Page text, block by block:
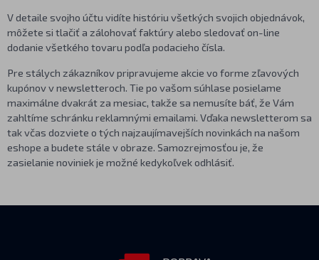
V detaile svojho účtu vidíte históriu všetkých svojich objednávok,
môžete si tlačiť a zálohovať faktúry alebo sledovať on-line
dodanie všetkého tovaru podľa podacieho čísla.
Pre stálych zákazníkov pripravujeme akcie vo forme zľavových
kupónov v newsletteroch. Tie po vašom súhlase posielame
maximálne dvakrát za mesiac, takže sa nemusíte báť, že Vám
zahltíme schránku reklamnými emailami. Vďaka newsletterom sa
tak včas dozviete o tých najzaujímavejších novinkách na našom
eshope a budete stále v obraze. Samozrejmosťou je, že
zasielanie noviniek je možné kedykoľvek odhlásiť.